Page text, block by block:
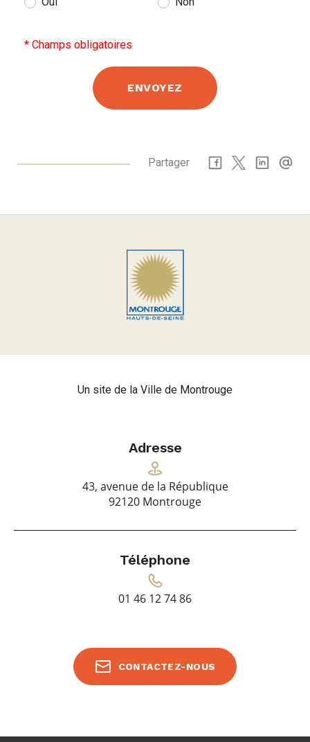
* Champs obligatoires
Partager
Un site de la Ville de Montrouge
Adresse
43, avenue de la République
92120 Montrouge
Téléphone
01 46 12 74 86
CONTACTEZ-NOUS